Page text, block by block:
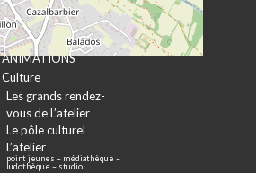
Projet Se Canto
CULTURE &
ANIMATIONS
Culture
Les grands rendez-
vous de L’atelier
Le pôle culturel
L’atelier
point jeunes – médiathèque –
ludothèque – studio